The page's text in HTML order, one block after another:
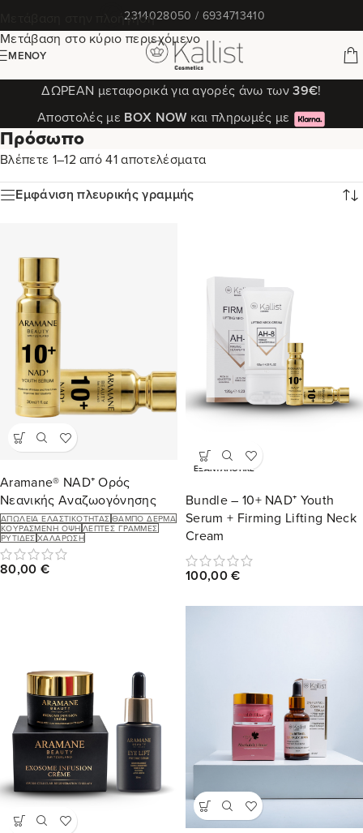
Μετάβαση στην πλοήγηση
Μετάβαση στο κύριο περιεχόμενο
✆2314028050 / 6934713410
ΜΕΝΟΎ
ΔΩΡΕΑΝ μεταφορικά για αγορές άνω των39€!
Αποστολές με ΒΟΧ ΝΟWκαι πληρωμές με
Πρόσωπο
Βλέπετε 1–12 από 41 αποτελέσματα
Εμφάνιση πλευρικής γραμμής
Aramane® NAD⁺ Ορός
Νεανικής Αναζωογόνησης
ΑΠΏΛΕΙΑ ΕΛΑΣΤΙΚΌΤΗΤΑΣ ΘΑΜΠΌ ΔΈΡΜΑ
ΚΟΥΡΑΣΜΈΝΗ ΌΨΗ ΛΕΠΤΈΣ ΓΡΑΜΜΈΣ
ΡΥΤΊΔΕΣ ΧΑΛΆΡΩΣΗ
80,00 €
ΕΞΑΝΤΛΉΘΗΚΕ
Bundle – 10+ NAD⁺ Youth
Serum + Firming Lifting Neck
Cream
100,00€